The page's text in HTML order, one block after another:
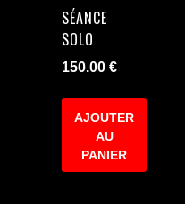
SÉANCE
SOLO
150.00 €
AJOUTER
AU
PANIER